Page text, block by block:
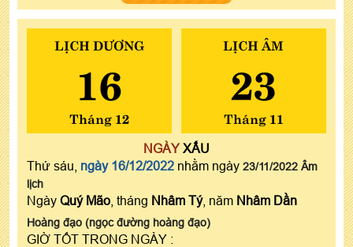
LỊCH DƯƠNG
16
Tháng 12
LỊCH ÂM
23
Tháng 11
NGÀYXẤU
Thứ sáu, ngày 16/12/2022 nhằm ngày 23/11/2022 Âm
lịch
Ngày Quý Mão , tháng Nhâm Tý, năm Nhâm Dần
Hoàng đạo (ngọc đường hoàng đạo)
GIỜ TỐT TRONG NGÀY :